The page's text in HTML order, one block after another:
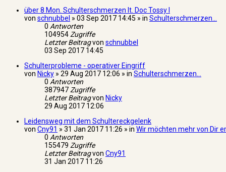
über 8 Mon. Schulterschmerzen lt. Doc Tossy I
von schnubbel » 03 Sep 2017 14:45 » in Schulterschmerzen...
0 Antworten
104954Zugriffe
Letzter Beitragvon schnubbel
03 Sep 2017 14:45
Schulterprobleme - operativer Eingriff
von Nicky » 29 Aug 2017 12:06 » in Schulterschmerzen...
0 Antworten
387947Zugriffe
Letzter Beitragvon Nicky
29 Aug 2017 12:06
Leidensweg mit dem Schultereckgelenk
von Cny91 » 31 Jan 2017 11:26 » in Wir möchten mehr von Dir
0 Antworten
155479 Zugriffe
Letzter Beitragvon Cny91
31 Jan 2017 11:26